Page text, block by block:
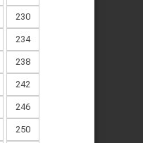
230
234
238
242
246
250